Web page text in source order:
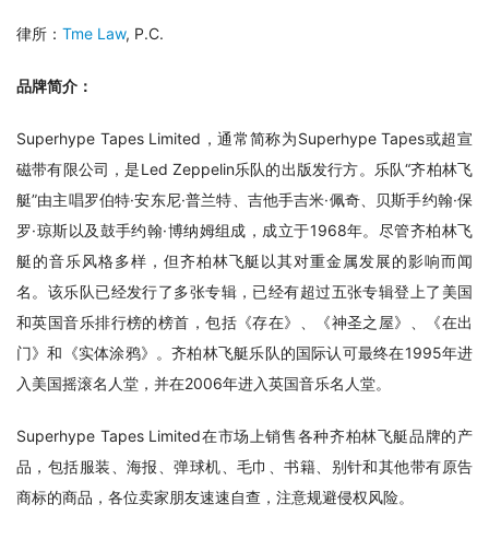
律所： Tme Law, P.C.
品牌简介：
Superhype Tapes Limited，通常简称为Superhype Tapes或超宣
磁带有限公司，是Led Zeppelin乐队的出版发行方。乐队“齐柏林飞
艇”由主唱罗伯特·安东尼·普兰特、吉他手吉米·佩奇、贝斯手约翰·保
罗·琼斯以及鼓手约翰·博纳姆组成，成立于1968年。尽管齐柏林飞
艇的音乐风格多样，但齐柏林飞艇以其对重金属发展的影响而闻
名。该乐队已经发行了多张专辑，已经有超过五张专辑登上了美国
和英国音乐排行榜的榜首，包括《存在》、《神圣之屋》、《在出
门》和《实体涂鸦》。齐柏林飞艇乐队的国际认可最终在1995年进
入美国摇滚名人堂，并在2006年进入英国音乐名人堂。
Superhype Tapes Limited在市场上销售各种齐柏林飞艇品牌的产
品，包括服装、海报、弹球机、毛巾、书籍、别针和其他带有原告
商标的商品，各位卖家朋友速速自查，注意规避侵权风险。